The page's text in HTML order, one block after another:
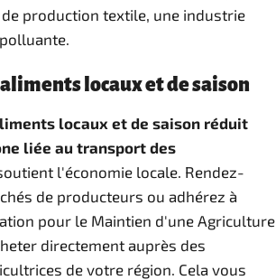
production textile, une industrie
locaux et de saison
locaux et de saison réduit
liée au transport des
l'économie locale. Rendez-
de producteurs ou adhérez à
pour le Maintien d'une Agriculture
directement auprès des
de votre région. Cela vous